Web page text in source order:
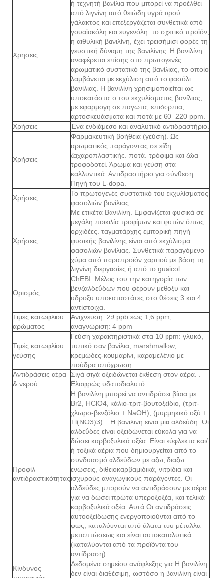
Χρήσεις
ή τεχνητή βανίλια που μπορεί να προέλθει
από λιγνίνη από θειώδη υγρά ορού
γάλακτος και επεξεργάζεται συνθετικά από
γουαϊακόλη και ευγενόλη. το σχετικό προϊόν,
η αιθυλική βανιλίνη, έχει τρεισήμισι φορές τη
γευστική δύναμη της βανιλίνης. Η βανιλίνη
αναφέρεται επίσης στο πρωτογενές
αρωματικό συστατικό της βανίλιας, το οποίο
λαμβάνεται με εκχύλιση από το φασόλι
βανίλιας. Η βανιλίνη χρησιμοποιείται ως
υποκατάστατο του εκχυλίσματος βανίλιας,
με εφαρμογή σε παγωτά, επιδόρπια,
αρτοσκευάσματα και ποτά με 60–220 ppm.
Χρήσεις
Ένα ενδιάμεσο και αναλυτικό αντιδραστήριο.
Χρήσεις
Φαρμακευτική βοήθεια (γεύση). Ως
αρωματικός παράγοντας σε είδη
ζαχαροπλαστικής, ποτά, τρόφιμα και ζώα
τροφοδοτεί. Άρωμα και γεύση στα
καλλυντικά. Αντιδραστήριο για σύνθεση.
Πηγή του L-dopa.
Χρήσεις
Το πρωτογενές συστατικό του εκχυλίσματος
φασολιών βανίλιας.
Χρήσεις
Με ετικέτα Βανιλίνη. Εμφανίζεται φυσικά σε
μεγάλη ποικιλία τροφίμων και φυτών όπως
ορχιδέες. ταγματάρχης εμπορική πηγή
φυσικής βανιλίνης είναι από εκχύλισμα
φασολιών βανίλιας. Συνθετικά παραγόμενο
χύμα από παραπροϊόν χαρτιού με βάση τη
λιγνίνη διεργασίες ή από το guaicol.
Ορισμός
ChEBI: Μέλος του την κατηγορία των
βενζαλδεΰδων που φέρουν μεθοξυ και
υδροξυ υποκαταστάτες στο θέσεις 3 και 4
αντίστοιχα.
Τιμές κατωφλίου
αρώματος
Ανίχνευση: 29 ppb έως 1,6 ppm;
αναγνώριση: 4 ppm
Τιμές κατωφλίου
γεύσης
Γεύση χαρακτηριστικά στα 10 ppm: γλυκό,
τυπικό σαν βανίλια, marshmallow,
κρεμώδες-κουμαρίνι, καραμελένιο με
πούδρα απόχρωση.
Αντιδράσεις αέρα
& νερού
Σιγά σιγά οξειδώνεται έκθεση στον αέρα. .
Ελαφρώς υδατοδιαλυτό.
Προφίλ
αντιδραστικότητας
Η βανιλίνη μπορεί να αντιδράσει βίαια με
Br2, HClO4, κάλιο-τριτ-βουτοξείδιο, (τριτ-
χλωρο-βενζόλιο + NaOH), (μυρμηκικό οξύ +
Tl(NO3)3). . Η βανιλίνη είναι μια αλδεΰδη. Οι
αλδεΰδες είναι οξειδώνεται εύκολα για να
δώσει καρβοξυλικά οξέα. Είναι εύφλεκτα και/
ή τοξικά αέρια που δημιουργείται από το
συνδυασμό αλδεΰδων με αζω, διαζω
ενώσεις, διθειοκαρβαμιδικά, νιτρίδια και
ισχυρούς αναγωγικούς παράγοντες. Οι
αλδεΰδες μπορούν να αντιδράσουν με αέρα
για να δώσει πρώτα υπεροξοξέα, και τελικά
καρβοξυλικά οξέα. Αυτά Οι αντιδράσεις
αυτοοξείδωσης ενεργοποιούνται από το
φως, καταλύονται από άλατα του μέταλλα
μεταπτώσεως και είναι αυτοκαταλυτικά
(καταλύονται από τα προϊόντα του
αντίδραση).
Κίνδυνος
Δεδομένα σημείου ανάφλεξης για Η βανιλίνη
δεν είναι διαθέσιμη, ωστόσο η βανιλίνη είναι